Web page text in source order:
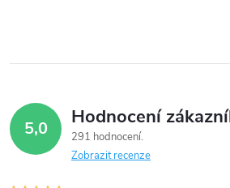
v
k5,0 Hodnocení
291 hodnocení
Zobrazit recenze